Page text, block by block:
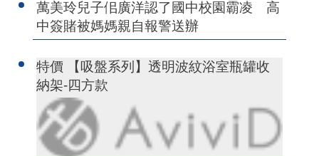
萬美玲兒子佀廣洋認了國中校園霸凌 高
中簽賭被媽媽親自報警送辦
特價 【吸盤系列】透明波紋浴室瓶罐收
納架-四方款